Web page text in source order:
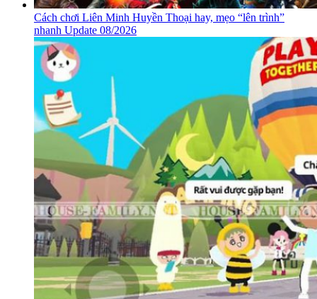
Cách chơi Liên Minh Huyền Thoại hay, mẹo “lên trình”
nhanh Update 08/2026